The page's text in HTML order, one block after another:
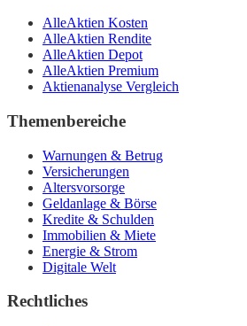
AlleAktien Kosten
AlleAktien Rendite
AlleAktien Depot
AlleAktien Premium
Aktienanalyse Vergleich
Themenbereiche
Warnungen & Betrug
Versicherungen
Altersvorsorge
Geldanlage & Börse
Kredite & Schulden
Immobilien & Miete
Energie & Strom
Digitale Welt
Rechtliches